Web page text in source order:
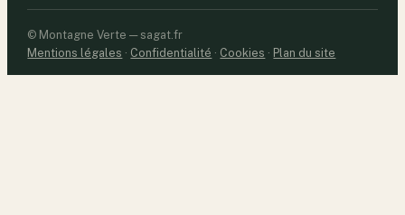
© Montagne Verte — sagat.fr
Mentions légales · Confidentialité · Cookies · Plan du site